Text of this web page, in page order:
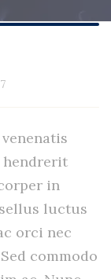
hendrerit
in
luctus
orci nec
commodo